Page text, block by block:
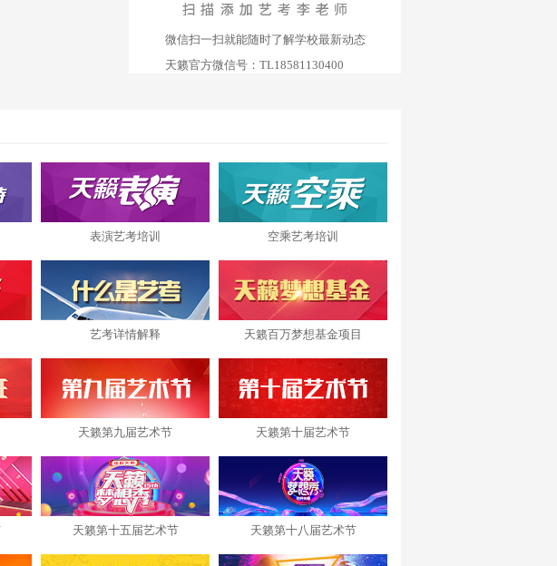
微信扫一扫就能随时了解学校最新动态
天籁官方微信号：TL18581130400
表演艺考培训 空乘艺考培训
艺考详情解释 天籁百万梦想基金项目
天籁第九届艺术节 天籁第十届艺术节
天籁第十五届艺术节 天籁第十八届艺术节